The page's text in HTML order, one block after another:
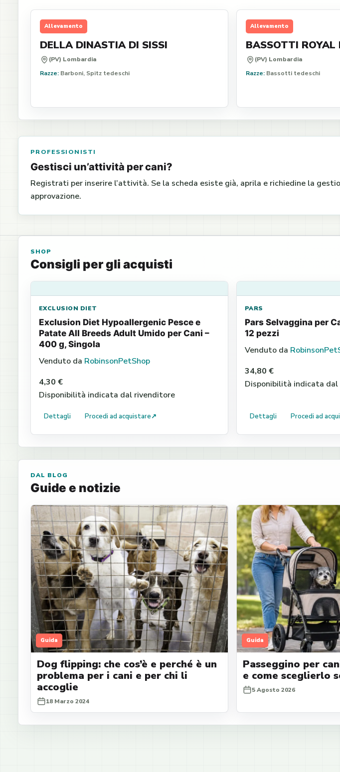
Allevamento
DELLA DINASTIA DI SISSI
(PV) Lombardia
Razze: Barboni, Spitz tedeschi
Allevamento
BASSOTTI ROYAL
(PV) Lombardia
Razze:Bassotti tedeschi
PROFESSIONISTI
Gestisci un’attività per cani?
Registrati per inserire l’attività. Se la scheda esiste già, aprila e richiedine la
approvazione.
SHOP
Consigli per gli acquisti
EXCLUSION DIET
Exclusion Diet Hypoallergenic Pesce e
Patate All Breeds Adult Umido per Cani –
400 g, Singola
Venduto da RobinsonPetShop
4,30 €
Disponibilità indicata dal rivenditore
Dettagli Procedi ad acquistare↗
PARS
Pars Selvaggina per
12 pezzi
Venduto da
34,80 €
Disponibilità indicata
Dettagli Procedi ad
DAL BLOG
Guide e notizie
Guida
Dog flipping: che cos’è e perché è un
problema per i cani e per chi li
accoglie
18 Marzo 2024
Guida
Passeggino per
e come sceglierlo
5 Agosto 2026